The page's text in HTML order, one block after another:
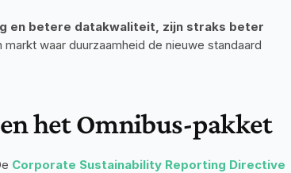
en betere datakwaliteit, zijn straks beter
markt waar duurzaamheid de nieuwe standaard
het Omnibus-pakket
Corporate Sustainability Reporting Directive